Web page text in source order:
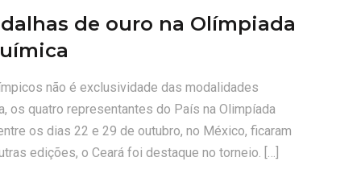
de ouro na Olímpiada
não é exclusividade das modalidades
os quatro representantes do País na Olimpíada
os dias 22 e 29 de outubro, no México, ficaram
edições, o Ceará foi destaque no torneio. […]